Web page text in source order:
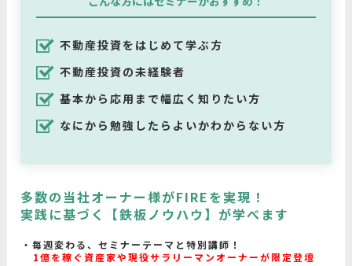
不動産投資をはじめて学ぶ方
不動産投資の未経験者
基本から応用まで幅広く知りたい方
なにから勉強したらよいかわからない方
多数の当社オーナー様がFIREを実現！
実践に基づく【鉄板ノウハウ】が学べます
毎週変わる、セミナーテーマと特別講師！
1億を稼ぐ資産家や現役サラリーマンオーナーが限定登壇